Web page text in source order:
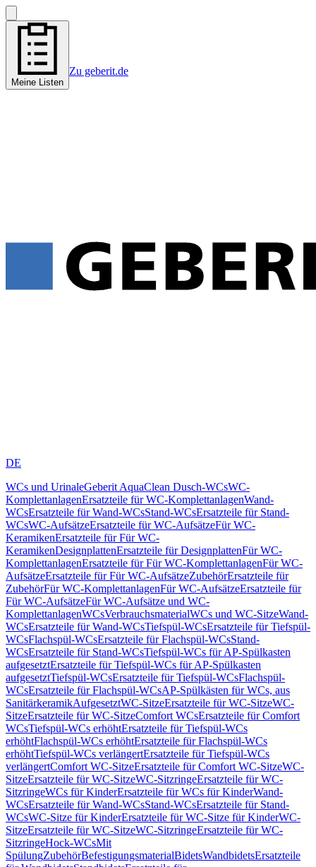
Meine Listen
Zu geberit.de
DE
WCs und UrinaleGeberit AquaClean Dusch-WCsWC-
KomplettanlagenErsatzteile für WC-KomplettanlagenWand-
WCsErsatzteile für Wand-WCsStand-WCsErsatzteile für Stand-
WCsWC-AufsätzeErsatzteile für WC-AufsätzeFür WC-
KeramikenErsatzteile für Für WC-
KeramikenDesignplattenErsatzteile für DesignplattenFür WC-
KomplettanlagenErsatzteile für Für WC-KomplettanlagenFür WC-
AufsätzeErsatzteile für Für WC-AufsätzeZubehörErsatzteile für
ZubehörFür WC-KomplettanlagenFür WC-AufsätzeErsatzteile für
Für WC-AufsätzeFür WC-Aufsätze und WC-
KomplettanlagenWCsVerbrauchsmaterialWCs und WC-SitzeWand-
WCsErsatzteile für Wand-WCsTiefspül-WCsErsatzteile für Tiefspül-
WCsFlachspül-WCsErsatzteile für Flachspül-WCsStand-
WCsErsatzteile für Stand-WCsTiefspül-WCs für AP-Spülkasten
aufgesetztErsatzteile für Tiefspül-WCs für AP-Spülkasten
aufgesetztTiefspül-WCsErsatzteile für Tiefspül-WCsFlachspül-
WCsErsatzteile für Flachspül-WCsAP-Spülkästen für WCs, aus
SanitärkeramikAufgesetztWC-SitzeErsatzteile für WC-SitzeWC-
SitzeErsatzteile für WC-SitzeComfort WCsErsatzteile für Comfort
WCsTiefspül-WCs erhöhtErsatzteile für Tiefspül-WCs
erhöhtFlachspül-WCs erhöhtErsatzteile für Flachspül-WCs
erhöhtTiefspül-WCs verlängertErsatzteile für Tiefspül-WCs
verlängertComfort WC-SitzeErsatzteile für Comfort WC-SitzeWC-
SitzeErsatzteile für WC-SitzeWC-SitzringeErsatzteile für WC-
SitzringeWCs für KinderErsatzteile für WCs für KinderWand-
WCsErsatzteile für Wand-WCsStand-WCsErsatzteile für Stand-
WCsWC-Sitze für KinderErsatzteile für WC-Sitze für KinderWC-
SitzeErsatzteile für WC-SitzeWC-SitzringeErsatzteile für WC-
SitzringeHock-WCsMit
SpülungZubehörBefestigungsmaterialBidetsWandbidetsErsatzteile